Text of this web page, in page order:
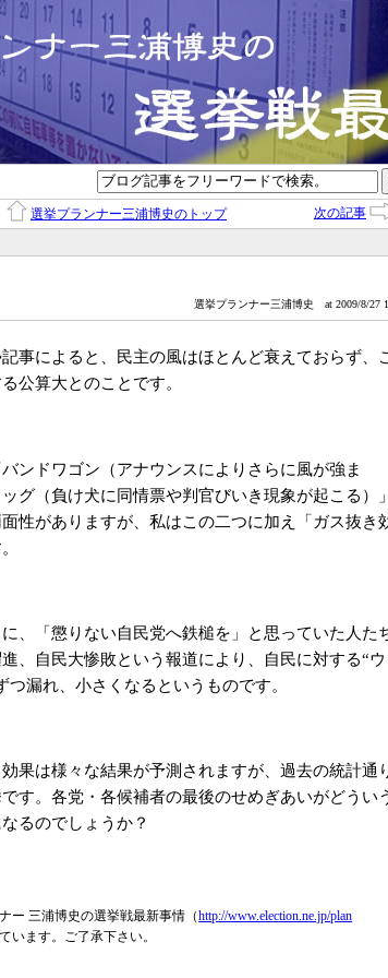
選挙プランナー三浦博史のトップ 次の記事
選挙プランナー三浦博史 at 2009/8/27
事によると、民主の風はほとんど衰えておらず、
公算大とのことです。
ンドワゴン（アナウンスによりさらに風が強ま
グ（負け犬に同情票や判官びいき現象が起こる）」
性がありますが、私はこの二つに加え「ガス抜き
、「懲りない自民党へ鉄槌を」と思っていた人た
、自民大惨敗という報道により、自民に対する“ウ
つ漏れ、小さくなるというものです。
果は様々な結果が予測されますが、過去の統計通
す。各党・各候補者の最後のせめぎあいがどうい
るのでしょうか？
ー 三浦博史の選挙戦最新事情（http://www.election.ne.jp/plan
います。ご了承下さい。